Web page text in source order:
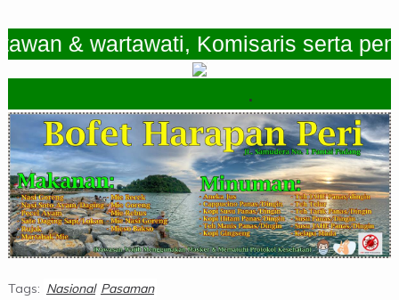
& wartawati, Komisaris serta
Tags: Nasional Pasaman